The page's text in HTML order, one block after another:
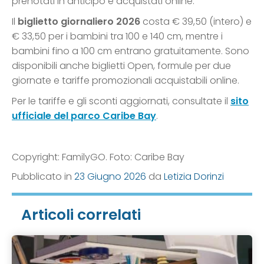
Il biglietto giornaliero 2026 costa € 39,50 (intero) e
€ 33,50 per i bambini tra 100 e 140 cm, mentre i
bambini fino a 100 cm entrano gratuitamente. Sono
disponibili anche biglietti Open, formule per due
giornate e tariffe promozionali acquistabili online.
Per le tariffe e gli sconti aggiornati, consultate il sito
ufficiale del parco Caribe Bay.
Copyright: FamilyGO. Foto: Caribe Bay
Pubblicato in 23 Giugno 2026 da Letizia Dorinzi
Articoli correlati